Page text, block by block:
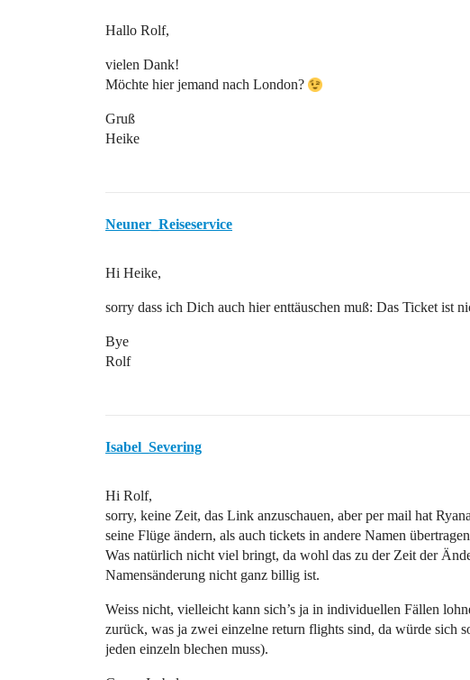
Hallo Rolf,
vielen Dank!
Möchte hier jemand nach London?
Gruß
Heike
Neuner_Reiseservice
Hi Heike,
sorry dass ich Dich auch hier enttäuschen muß: Das Ticket ist
Bye
Rolf
Isabel_Severing
Hi Rolf,
sorry, keine Zeit, das Link anzuschauen, aber per mail hat
seine Flüge ändern, als auch tickets in andere Namen
Was natürlich nicht viel bringt, da wohl das zu der Zeit der
Namensänderung nicht ganz billig ist.
Weiss nicht, vielleicht kann sich’s ja in individuellen Fällen
zurück, was ja zwei einzelne return flights sind, da würde sich
jeden einzeln blechen muss).